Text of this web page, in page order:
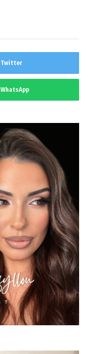
Twitter
WhatsApp